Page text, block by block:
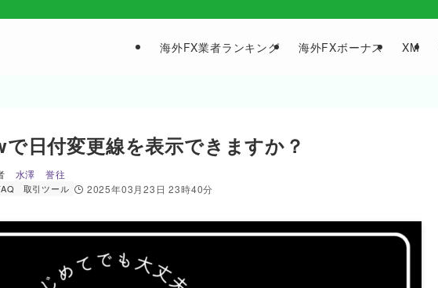
海外FX業者ランキング 海外FXボーナス XM
日付変更線を表示できますか？
取引ツール 2025年03月23日 23時40分
水澤 誉往